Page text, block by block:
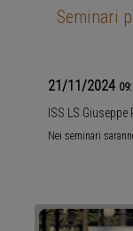
Seminari
21/11/2024
ISS LS
Nei seminari